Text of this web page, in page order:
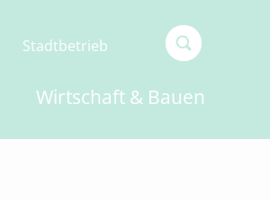
Wirtschaft & Bauen
Stadtbetrieb
more
for